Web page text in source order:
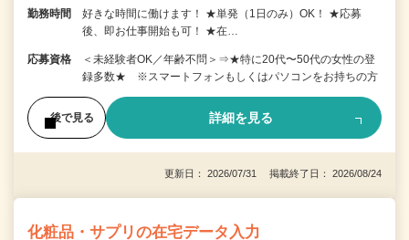
勤務時間
好きな時間に働けます！ ★単発（1日のみ）OK！ ★応募
後、即お仕事開始も可！ ★在…
応募資格
＜未経験者OK／年齢不問＞⇒★特に20代〜50代の女性の登
録多数★ ※スマートフォンもしくはパソコンをお持ちの方
後で見る 詳細を見る
更新日： 2026/07/31 掲載終了日： 2026/08/24
化粧品・サプリの在宅データ入力